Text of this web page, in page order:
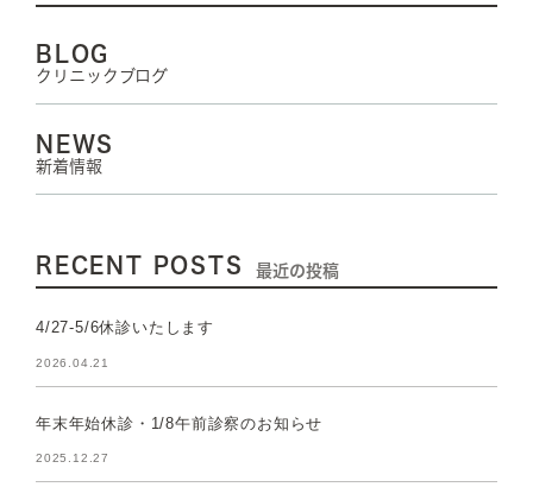
BLOG
クリニックブログ
NEWS
新着情報
RECENT POSTS 最近の投稿
4/27-5/6休診いたします
2026.04.21
年末年始休診・1/8午前診察のお知らせ
2025.12.27